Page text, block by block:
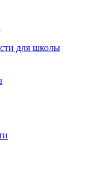
для школы